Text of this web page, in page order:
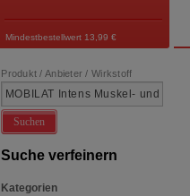
Mindestbestellwert 13,99 €
Produkt / Anbieter / Wirkstoff
Suchen
Suche verfeinern
Kategorien